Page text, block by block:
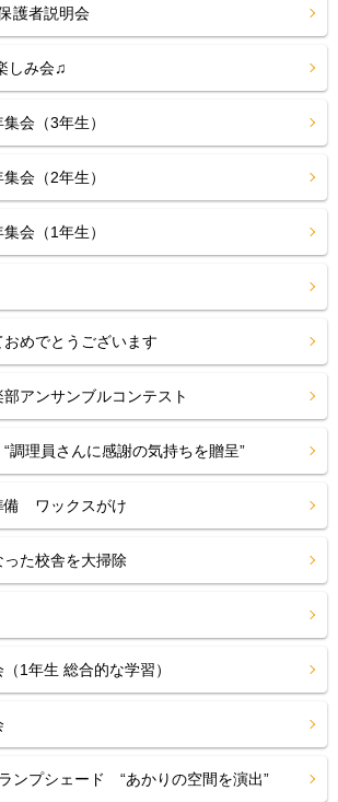
護者説明会
しみ会♫
会（3年生）
会（2年生）
会（1年生）
めでとうございます
アンサンブルコンテスト
理員さんに感謝の気持ちを贈呈”
備 ワックスがけ
た校舎を大掃除
1年生 総合的な学習）
ンプシェード “あかりの空間を演出”